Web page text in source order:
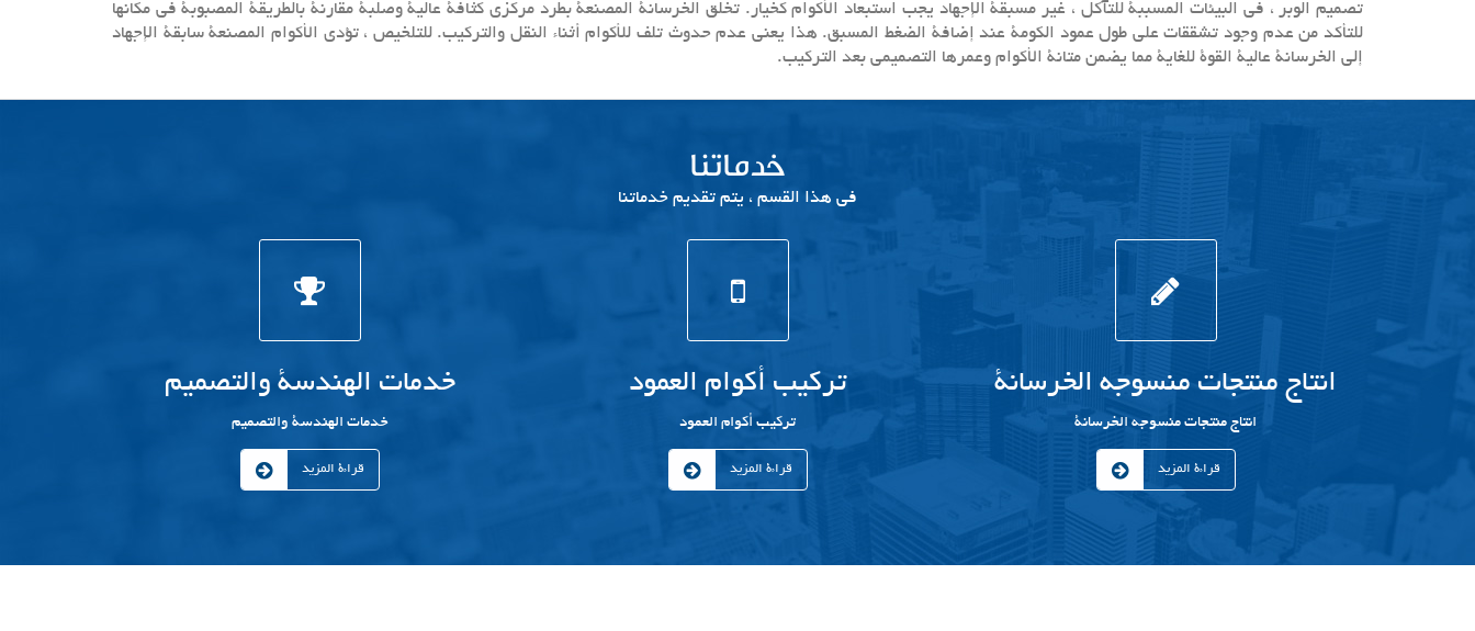
تصميم الوبر ، في البيئات المسببة للتآكل ، غير مسبقة الإجهاد يجب استبعاد الأكوام كخيار. تخلق الخرسانة المصنعة بطرد مركزي كثافة عالية وصلبة مقارنة بالطريقة المصبوبة في مكانها
للتأكد من عدم وجود تشققات على طول عمود الكومة عند إضافة الضغط المسبق. هذا يعني عدم حدوث تلف للأكوام أثناء النقل والتركيب. للتلخيص ، تؤدي الأكوام المصنعة سابقة الإجهاد
إلى الخرسانة عالية القوة للغاية مما يضمن متانة الأكوام وعمرها التصميمي بعد التركيب.
خدماتنا
في هذا القسم ، يتم تقديم خدماتنا
انتاج منتجات منسوجه الخرسانة
انتاج منتجات منسوجه الخرسانة
قراءة المزيد
تركيب أكوام العمود
تركيب أكوام العمود
قراءة المزيد
خدمات الهندسة والتصميم
خدمات الهندسة والتصميم
قراءة المزيد